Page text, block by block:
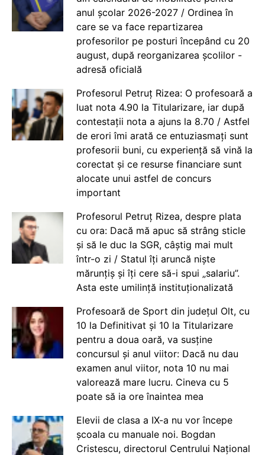
anul școlar 2026-2027 / Ordinea în
care se va face repartizarea
profesorilor pe posturi începând cu 20
august, după reorganizarea școlilor -
adresă oficială
Profesorul Petruț Rizea: O profesoară a
luat nota 4.90 la Titularizare, iar după
contestații nota a ajuns la 8.70 / Astfel
de erori îmi arată ce entuziasmați sunt
profesorii buni, cu experiență să vină la
corectat și ce resurse financiare sunt
alocate unui astfel de concurs
important
Profesorul Petruț Rizea, despre plata
cu ora: Dacă mă apuc să strâng sticle
și să le duc la SGR, câștig mai mult
într-o zi / Statul îți aruncă niște
mărunțiș și îți cere să-i spui „salariu”.
Asta este umilință instituționalizată
Profesoară de Sport din județul Olt, cu
10 la Definitivat și 10 la Titularizare
pentru a doua oară, va susține
concursul și anul viitor: Dacă nu dau
examen anul viitor, nota 10 nu mai
valorează mare lucru. Cineva cu 5
poate să ia ore înaintea mea
Elevii de clasa a IX-a nu vor începe
școala cu manuale noi. Bogdan
Cristescu, directorul Centrului Național